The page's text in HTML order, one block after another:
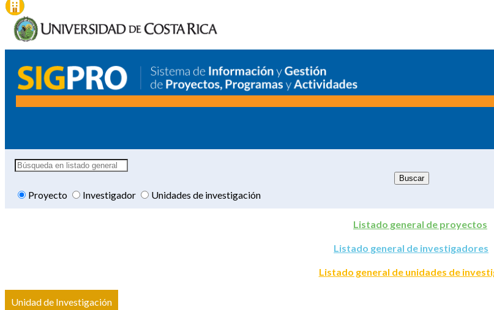
Proyecto Investigador Unidades de investigación
Listado general de proyectos
Listado general de investigadores
Listado general de unidades de
Unidad de Investigación